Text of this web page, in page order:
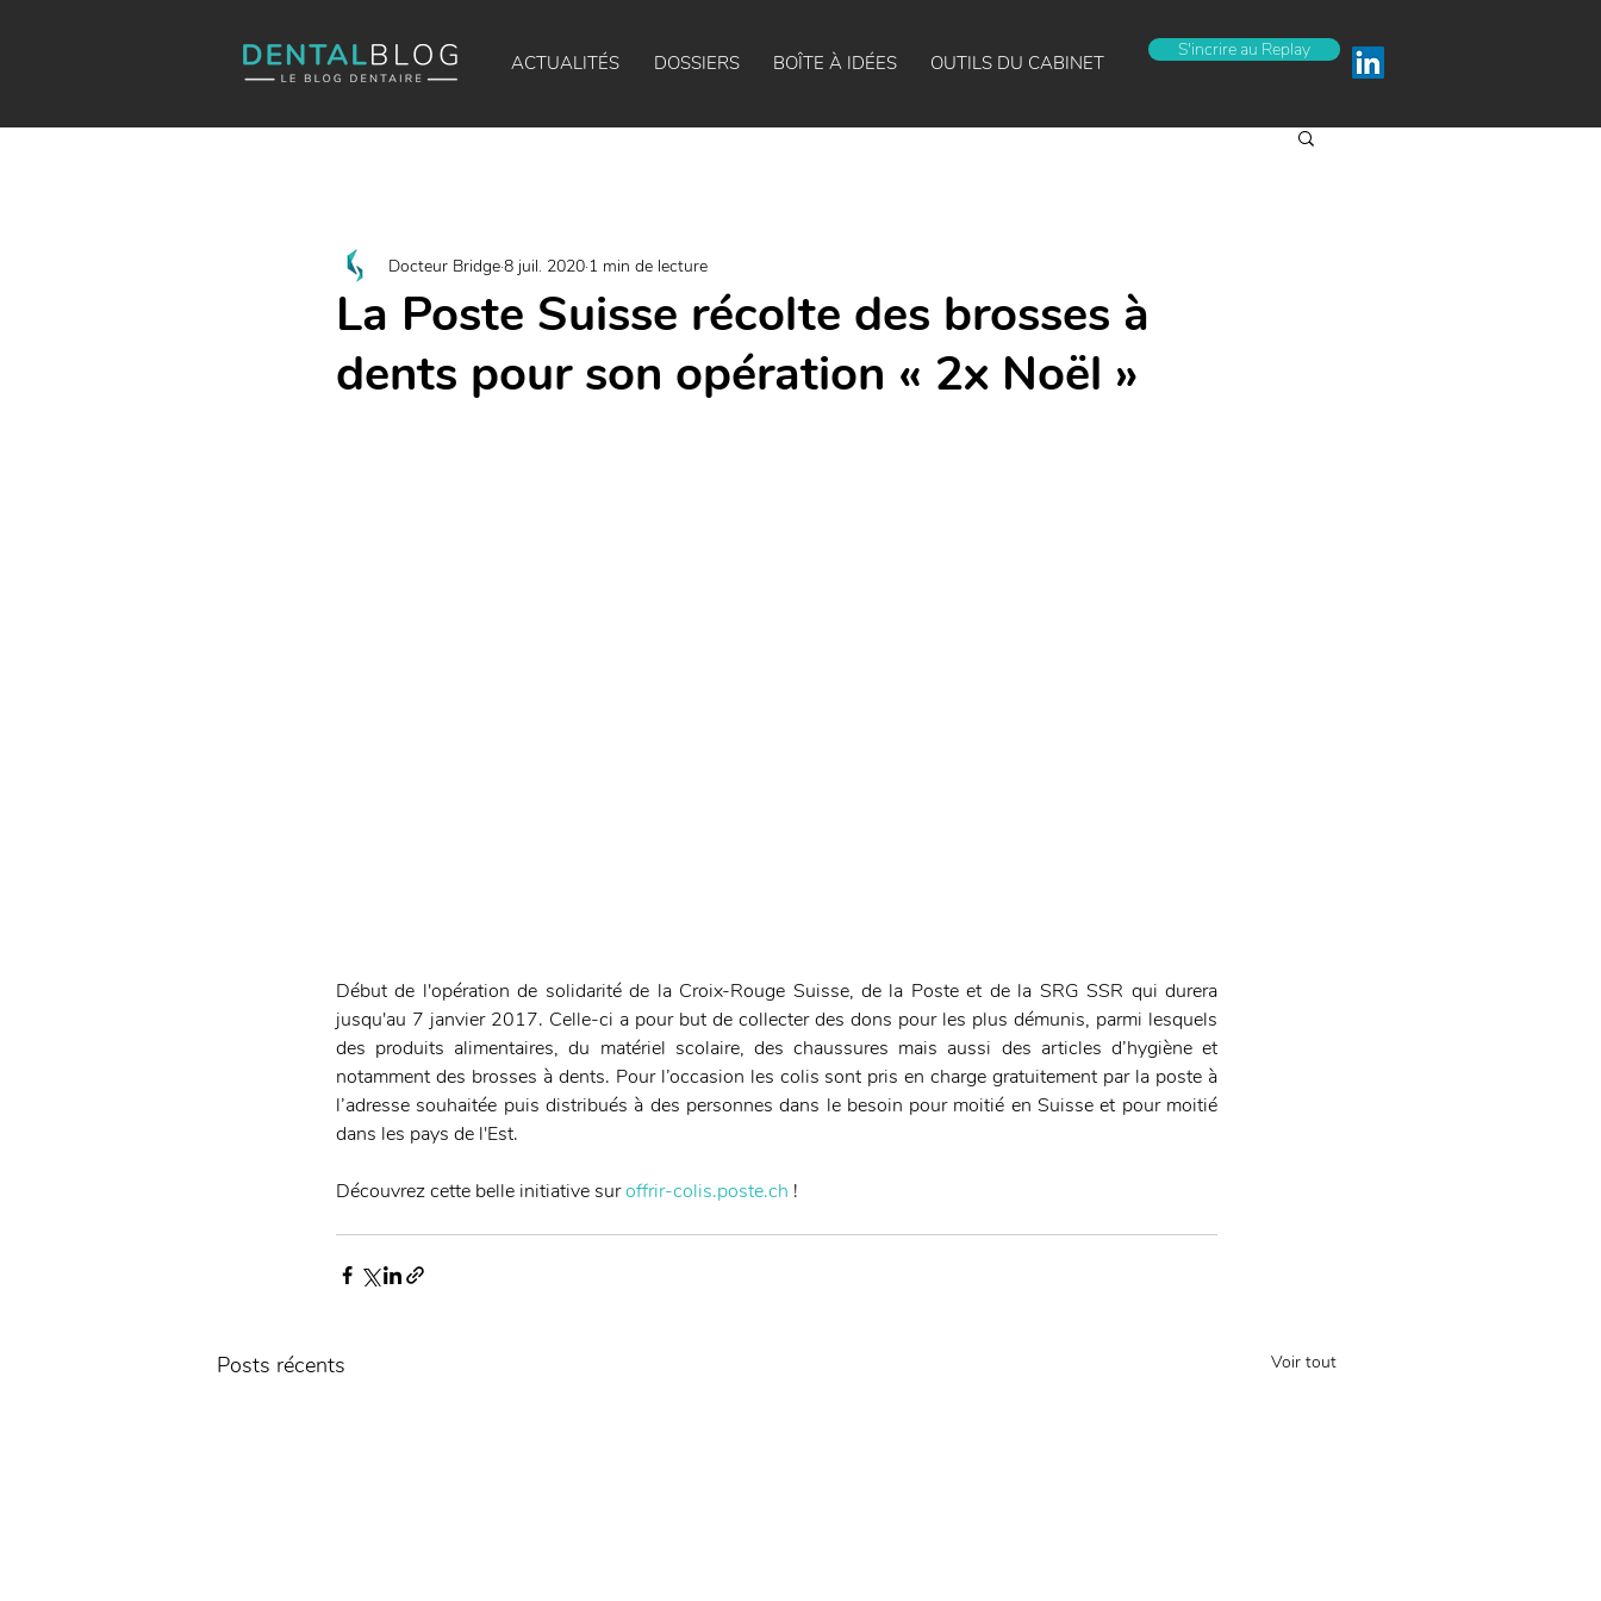
ACTUALITÉS DOSSIERS BOÎTE À IDÉES OUTILS DU CABINET
S'incrire au Replay
La Poste Suisse récolte des brosses à
dents pour son opération « 2x Noël »
Docteur Bridge8 juil. 2020 1 min de lecture
Début de l'opération de solidarité de la Croix-Rouge Suisse, de la Poste et de la SRG SSR qui durera
jusqu'au 7 janvier 2017. Celle-ci a pour but de collecter des dons pour les plus démunis, parmi lesquels
des produits alimentaires, du matériel scolaire, des chaussures mais aussi des articles d’hygiène et
notamment des brosses à dents. Pour l’occasion les colis sont pris en charge gratuitement par la poste à
l’adresse souhaitée puis distribués à des personnes dans le besoin pour moitié en Suisse et pour moitié
dans les pays de l'Est.
Découvrez cette belle initiative sur offrir-colis.poste.ch !
Posts récents Voir tout